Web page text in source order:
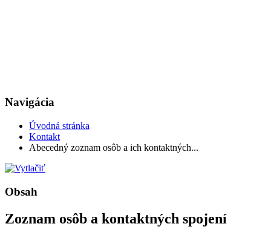
Navigácia
Úvodná stránka
Kontakt
Abecedný zoznam osôb a ich kontaktných...
Obsah
Zoznam osôb a kontaktných spojení